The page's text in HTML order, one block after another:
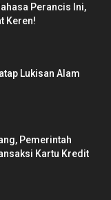
Perancis Ini,
Keren!
Lukisan Alam
Pemerintah
Kartu Kredit